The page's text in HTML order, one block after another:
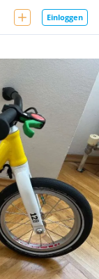
Einloggen